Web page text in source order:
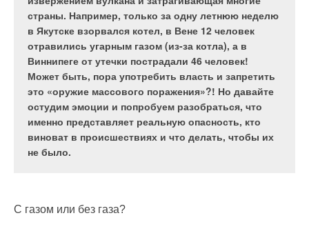
страны. Например, только за одну летнюю неделю
в Якутске взорвался котел, в Вене 12 человек
отравились угарным газом (из-за котла), а в
Виннипеге от утечки пострадали 46 человек!
Может быть, пора употребить власть и запретить
это «оружие массового поражения»?! Но давайте
остудим эмоции и попробуем разобраться, что
именно представляет реальную опасность, кто
виноват в происшествиях и что делать, чтобы их
не было.
С газом или без газа?
приступ аллергии. В последнем месяце лета
цветение практически у всех деревьев
заканчивается, но сорняковые и луговые травы
только начинают свое активное развитие. Мало
знать, от чего возникает и чем лечить аллергию,
которая проявляется в августе, захватывая конец
июля и начало сентября. Необходимо избежать
обострения заболевания, предотвратив сильную
реакцию организма.
провокатором? Это сложно сделать при реакции на пыльцу,
заявляет, что некоторые краны, а именно —
выпускаемые этой компанией, значительно
отличаются от привычных моделей, как
конструкцией, так и некоторыми
характеристиками.
же получилось, что продукция из Германии стала
европейским эталоном качества? Ведь эта
привилегия не снизошла на немцев как «манна
небесная», её долго и усердно добивались
поколения рабочих, инженеров и менеджеров. Они
не только подняли марку Made in Germany до
невероятных высот, но и продолжают удерживать
её в мировых лидерах.
наставничества, схожих с советскими профтехучилищами